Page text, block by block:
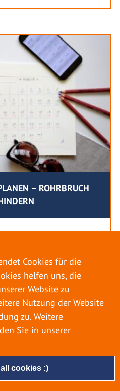
– ROHRBRUCH
Winter: Alle Menschen
zieht es die Einen
bleiben dann doch
Sie für eine längere
gibt es einige Dinge zu
eine böse
wartet. Um einen
Urlaub zu […]
cookies :)
Cookies für die
helfen uns, die
Website zu
Nutzung der Website
zu. Weitere
Sie in unserer